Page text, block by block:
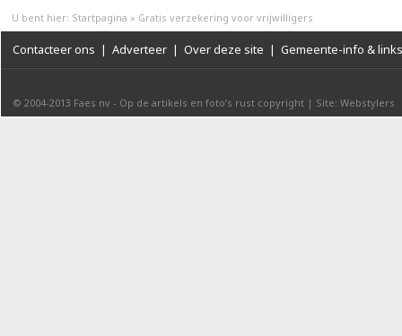
U bent hier: Startpagina » Gratis verzekering voor vrijwilligers
Contacteer ons | Adverteer | Over deze site | Gemeente-info & links
© 2004-2013 Faes nv - Op de artikels en foto’s rust copyright | Site: Webstylers